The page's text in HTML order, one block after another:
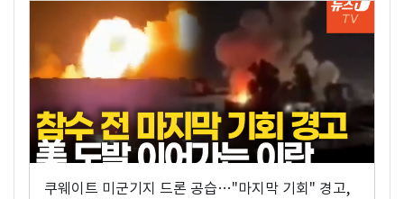
쿠웨이트 미군기지 드론 공습…"마지막 기회" 경고,